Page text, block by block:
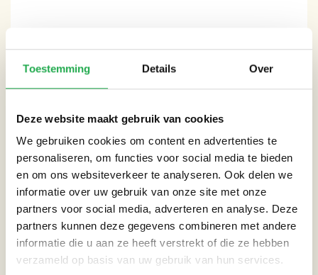
Toestemming Details Over
Deze website maakt gebruik van cookies
We gebruiken cookies om content en advertenties te
personaliseren, om functies voor social media te bieden
en om ons websiteverkeer te analyseren. Ook delen we
informatie over uw gebruik van onze site met onze
partners voor social media, adverteren en analyse. Deze
partners kunnen deze gegevens combineren met andere
informatie die u aan ze heeft verstrekt of die ze hebben
verzameld op basis van uw gebruik van hun services.
Dak
Tuin
THEMA’S
Extreme neerslag